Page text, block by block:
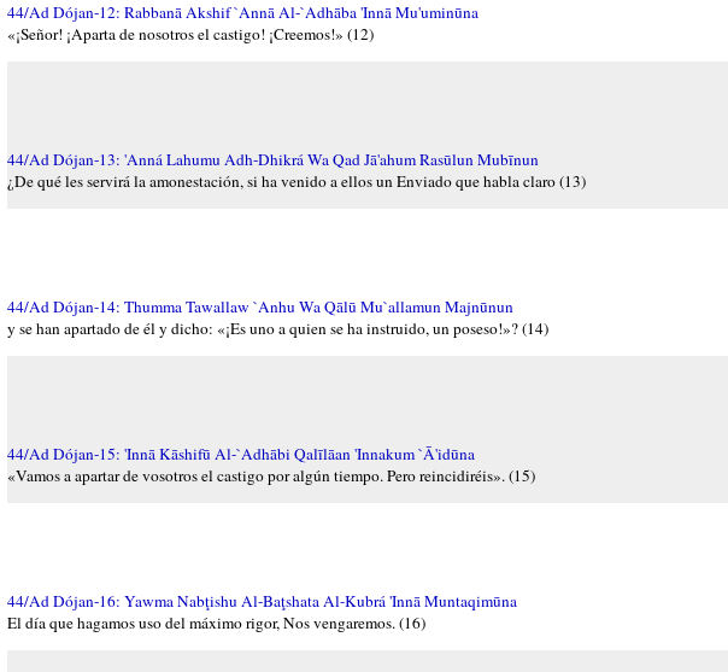
44/Ad Dójan-12: Rabbanā Akshif `Annā Al-`Adhāba 'Innā Mu'uminūna
«¡Señor! ¡Aparta de nosotros el castigo! ¡Creemos!» (12)
44/Ad Dójan-13: 'Anná Lahumu Adh-Dhikrá Wa Qad Jā'ahum Rasūlun Mubīnun
¿De qué les servirá la amonestación, si ha venido a ellos un Enviado que habla claro (13)
44/Ad Dójan-14: Thumma Tawallaw `Anhu Wa Qālū Mu`allamun Majnūnun
y se han apartado de él y dicho: «¡Es uno a quien se ha instruido, un poseso!»? (14)
44/Ad Dójan-15: 'Innā Kāshifū Al-`Adhābi Qalīlāan 'Innakum `Ā'idūna
«Vamos a apartar de vosotros el castigo por algún tiempo. Pero reincidiréis». (15)
44/Ad Dójan-16: Yawma Nabţishu Al-Baţshata Al-Kubrá 'Innā Muntaqimūna
El día que hagamos uso del máximo rigor, Nos vengaremos. (16)